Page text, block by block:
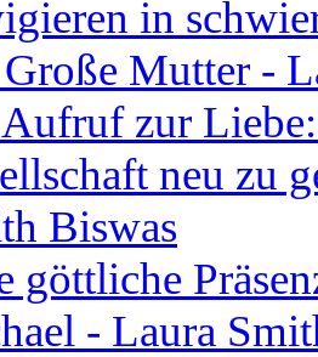
in
Mutter -
zur
neu zu
Biswas
göttliche
- Laura